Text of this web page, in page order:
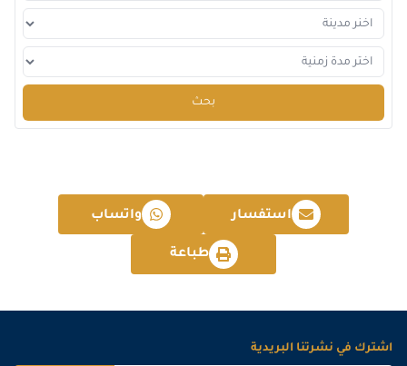
بحث
استفسار واتساب
طباعة
اشترك في نشرتنا البريدية